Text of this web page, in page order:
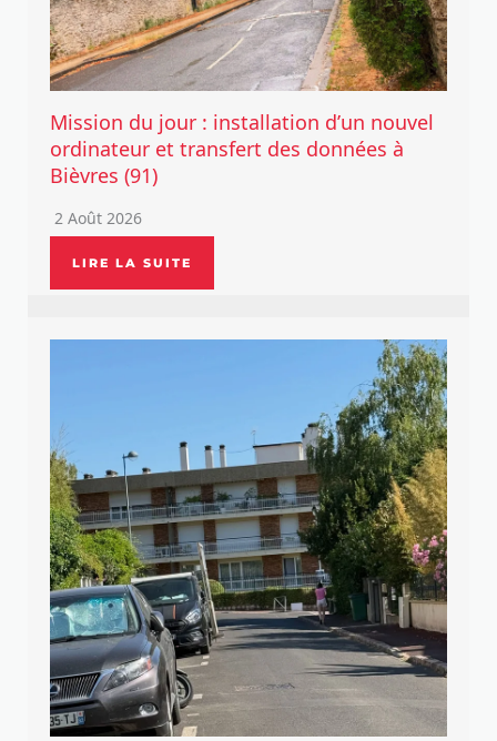
Mission du jour : installation d’un nouvel
ordinateur et transfert des données à
Bièvres (91)
2 Août 2026
LIRE LA SUITE